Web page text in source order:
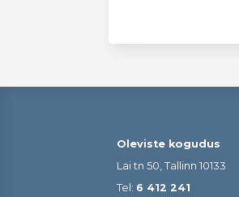
Oleviste kogudus
Lai tn 50, Tallinn 10133
Tel: 6 412 241